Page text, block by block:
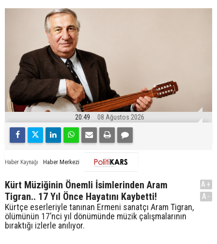
20:49 08 Ağustos 2026
Haber Kaynağı Haber Merkezi
Kürt Müziğinin Önemli İsimlerinden Aram
Tigran.. 17 Yıl Önce Hayatını Kaybetti!
Kürtçe eserleriyle tanınan Ermeni sanatçı Aram Tigran,
ölümünün 17’nci yıl dönümünde müzik çalışmalarının
bıraktığı izlerle anılıyor.
A+
A-